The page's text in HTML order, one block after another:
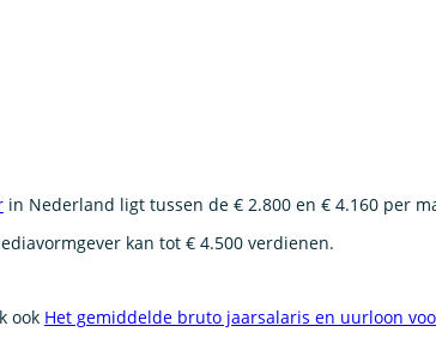
in Nederland ligt tussen de € 2.800 en € 4.160 per
kan tot € 4.500 verdienen.
ook Het gemiddelde bruto jaarsalaris en uurloon